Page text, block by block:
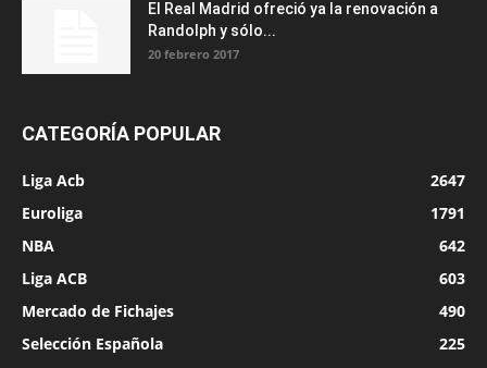
El Real Madrid ofreció ya la renovación a
Randolph y sólo...
20 febrero 2017
CATEGORÍA POPULAR
Liga Acb
2647
Euroliga
1791
NBA
642
Liga ACB
603
Mercado de Fichajes
490
Selección Española
225